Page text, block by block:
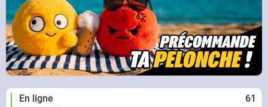
En ligne 61